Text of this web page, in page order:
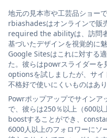
地元の見本市や工芸品ショー
rbiashadesはオンラインで販
required the abilityは、訪問
基づいたデザインを視覚的に
Google Sitesはこれに対する
た。彼らはpowrスライダー
optionsを試しましたが、サイ
不格好で使いにくいものはあ
Powrポップアップでサイン
で、彼らは250％以上（600以
boostすることができ、
6000人以上のフォロワーにソ